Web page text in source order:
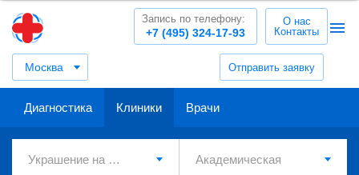
Москва Отправить заявку
+7 (495) 324-17-93
Запись по телефону:
О нас
Контакты
Диагностика Клиники Врачи